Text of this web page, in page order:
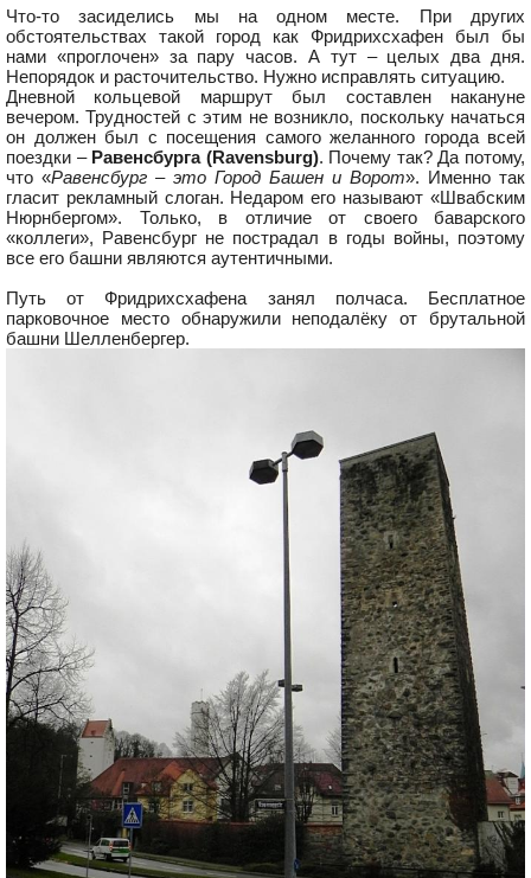
Что-то засиделись мы на одном месте. При других
обстоятельствах такой город как Фридрихсхафен был бы
нами «проглочен» за пару часов. А тут – целых два дня.
Непорядок и расточительство. Нужно исправлять ситуацию.
Дневной кольцевой маршрут был составлен накануне
вечером. Трудностей с этим не возникло, поскольку начаться
он должен был с посещения самого желанного города всей
поездки – Равенсбурга (Ravensburg). Почему так? Да потому,
что «Равенсбург – это Город Башен и Ворот». Именно так
гласит рекламный слоган. Недаром его называют «Швабским
Нюрнбергом». Только, в отличие от своего баварского
«коллеги», Равенсбург не пострадал в годы войны, поэтому
все его башни являются аутентичными.
Путь от Фридрихсхафена занял полчаса. Бесплатное
парковочное место обнаружили неподалёку от брутальной
башни Шелленбергер.